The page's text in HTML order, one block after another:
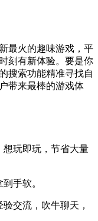
最火的趣味游戏，平
刻有新体验。要是你
搜索功能精准寻找自
带来最棒的游戏体
想玩即玩，节省大量
手软。
交流，吹牛聊天，